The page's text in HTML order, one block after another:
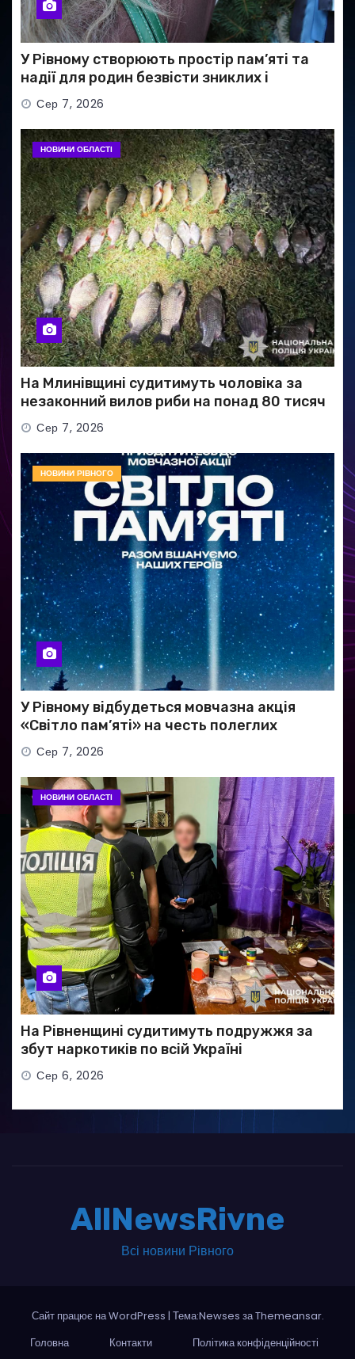
У Рівному створюють простір пам’яті та
надії для родин безвісти зниклих і
полонених військових
Сер 7, 2026
НОВИНИ ОБЛАСТІ
На Млинівщині судитимуть чоловіка за
незаконний вилов риби на понад 80 тисяч
гривень
Сер 7, 2026
НОВИНИ РІВНОГО
У Рівному відбудеться мовчазна акція
«Світло пам’яті» на честь полеглих
Захисників
Сер 7, 2026
НОВИНИ ОБЛАСТІ
На Рівненщині судитимуть подружжя за
збут наркотиків по всій Україні
Сер 6, 2026
AllNewsRivne
Всі новини Рівного
Сайт працює на WordPress | Тема:Newses заThemeansar.
Головна
Контакти Політика конфіденційності